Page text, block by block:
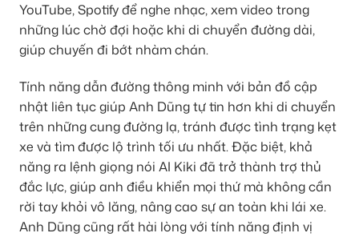
YouTube, Spotify để nghe nhạc, xem video trong
những lúc chờ đợi hoặc khi di chuyển đường dài,
giúp chuyến đi bớt nhàm chán.
Tính năng dẫn đường thông minh với bản đồ cập
nhật liên tục giúp Anh Dũng tự tin hơn khi di chuyển
trên những cung đường lạ, tránh được tình trạng kẹt
xe và tìm được lộ trình tối ưu nhất. Đặc biệt, khả
năng ra lệnh giọng nói AI Kiki đã trở thành trợ thủ
đắc lực, giúp anh điều khiển mọi thứ mà không cần
rời tay khỏi vô lăng, nâng cao sự an toàn khi lái xe.
Anh Dũng cũng rất hài lòng với tính năng định vị